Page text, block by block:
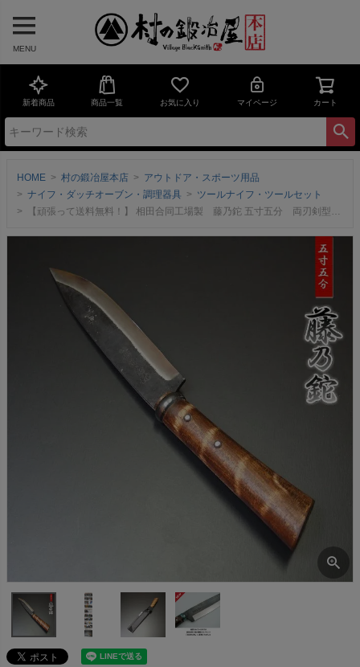
MENU
新着商品 商品一覧 お気に入り マイページ カート
HOME 村の鍛冶屋本店
アウトドア・スポーツ用品
ナイフ・ダッチオーブン・調理器具
ツールナイフ・ツールセット
【頑張って送料無料！】 相田合同工場製 藤乃鉈 五寸五分 両刃剣型 剣鉈 ～ 藪払いや木の枝打ちなど、アウトドア・バトニングに最適な切れ味鋭いナイフ！ 刃渡り16.5cm メイドインジャパン